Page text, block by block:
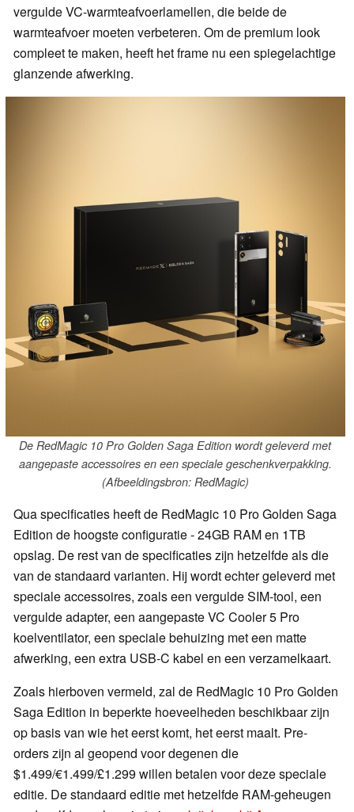
vergulde VC-warmteafvoerlamellen, die beide de
warmteafvoer moeten verbeteren. Om de premium look
compleet te maken, heeft het frame nu een spiegelachtige
glanzende afwerking.
De RedMagic 10 Pro Golden Saga Edition wordt geleverd met
aangepaste accessoires en een speciale geschenkverpakking.
(Afbeeldingsbron: RedMagic)
Qua specificaties heeft de RedMagic 10 Pro Golden Saga
Edition de hoogste configuratie - 24GB RAM en 1TB
opslag. De rest van de specificaties zijn hetzelfde als die
van de standaard varianten. Hij wordt echter geleverd met
speciale accessoires, zoals een vergulde SIM-tool, een
vergulde adapter, een aangepaste VC Cooler 5 Pro
koelventilator, een speciale behuizing met een matte
afwerking, een extra USB-C kabel en een verzamelkaart.
Zoals hierboven vermeld, zal de RedMagic 10 Pro Golden
Saga Edition in beperkte hoeveelheden beschikbaar zijn
op basis van wie het eerst komt, het eerst maalt. Pre-
orders zijn al geopend voor degenen die
$1.499/€1.499/£1.299 willen betalen voor deze speciale
editie. De standaard editie met hetzelfde RAM-geheugen